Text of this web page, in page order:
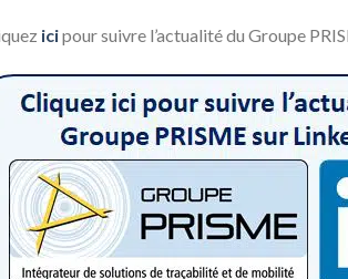
icipour suivre l’actualité du Groupe